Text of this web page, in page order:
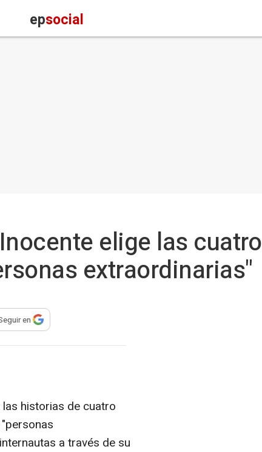
epsocial
elige las cuatro
extraordinarias"
compartir
en
historias de cuatro
a través de su